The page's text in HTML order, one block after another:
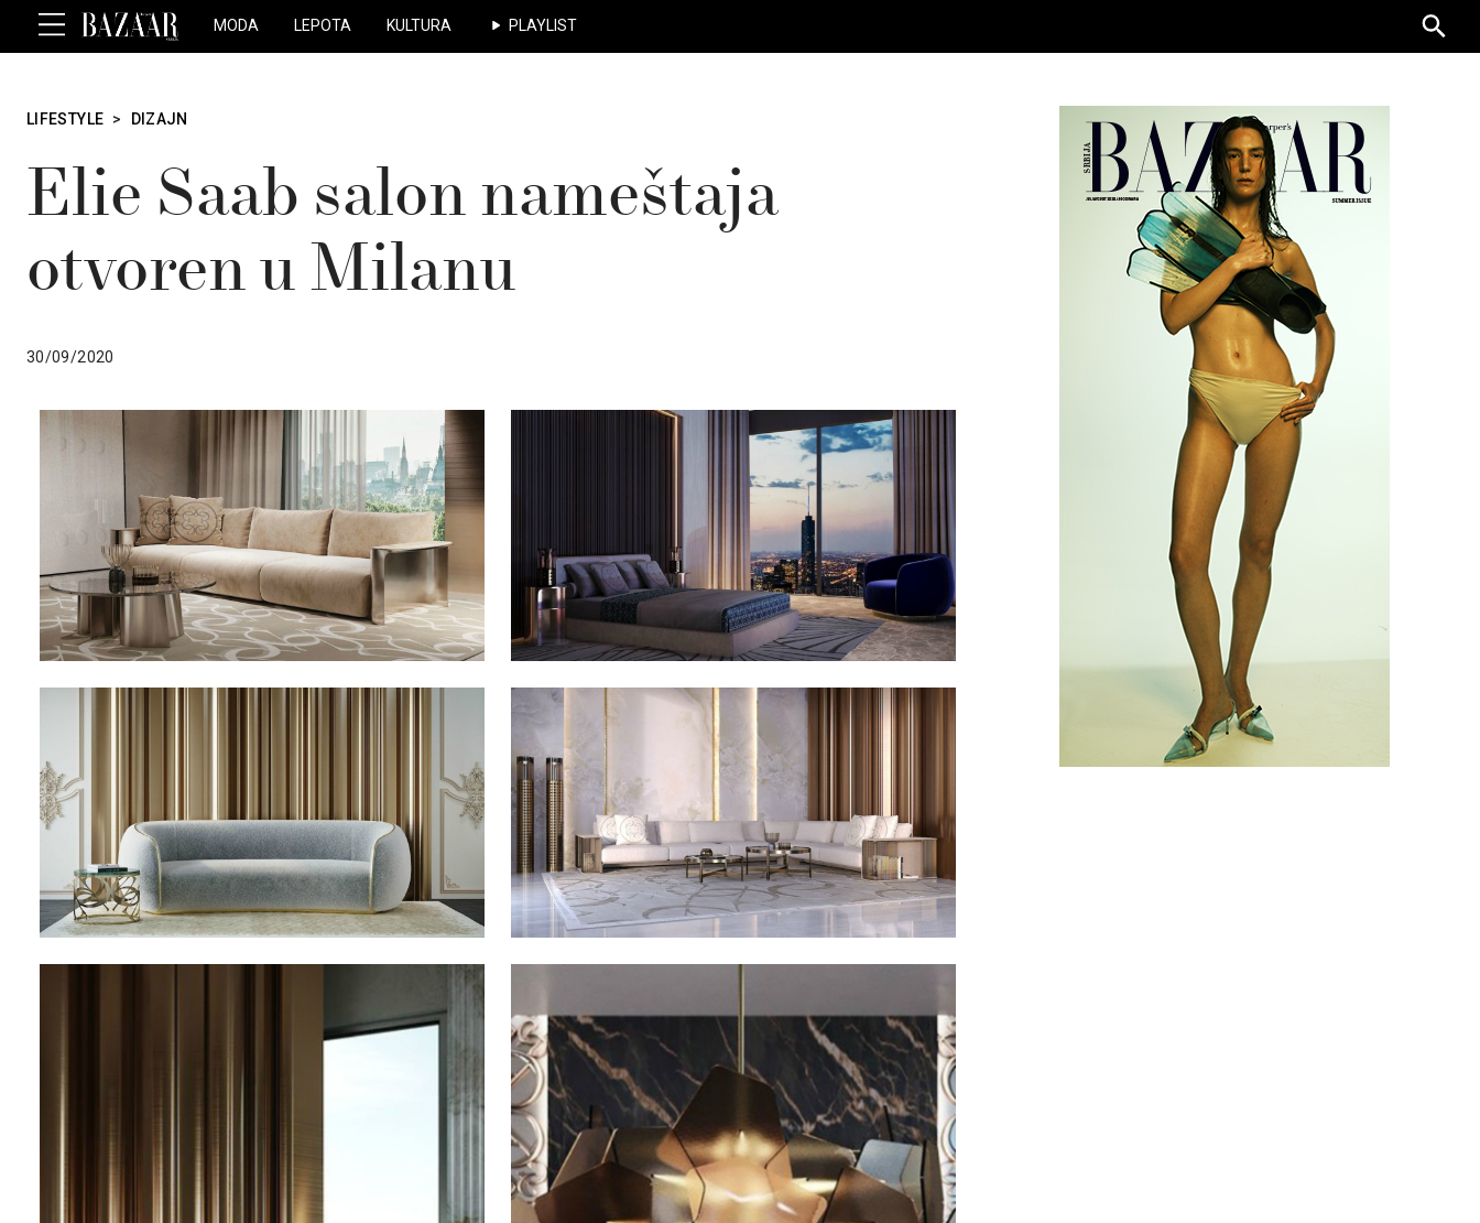
MODA LEPOTA KULTURA PLAYLIST
for:
LIFESTYLE > DIZAJN
Elie Saab salon nameštaja
otvoren u Milanu
30/09/2020